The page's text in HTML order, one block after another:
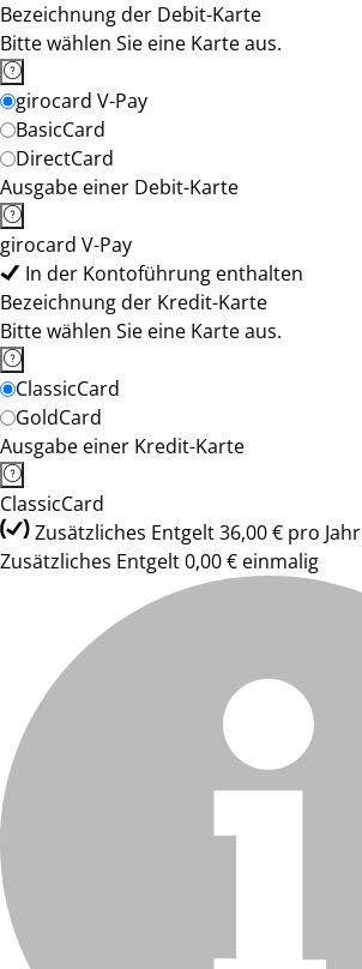
Bezeichnung der Debit-Karte
Bitte wählen Sie eine Karte aus.
girocard V-Pay
BasicCard
DirectCard
Ausgabe einer Debit-Karte
girocard V-Pay
In der Kontoführung enthalten
Bezeichnung der Kredit-Karte
Bitte wählen Sie eine Karte aus.
ClassicCard
GoldCard
Ausgabe einer Kredit-Karte
ClassicCard
Zusätzliches Entgelt 36,00 € pro Jahr
Zusätzliches Entgelt 0,00 € einmalig